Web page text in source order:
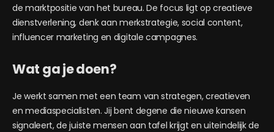
de marktpositie van het bureau. De focus ligt op creatieve
dienstverlening, denk aan merkstrategie, social content,
influencer marketing en digitale campagnes.
Wat ga je doen?
Je werkt samen met een team van strategen, creatieven
en mediaspecialisten. Jij bent degene die nieuwe kansen
signaleert, de juiste mensen aan tafel krijgt en uiteindelijk de